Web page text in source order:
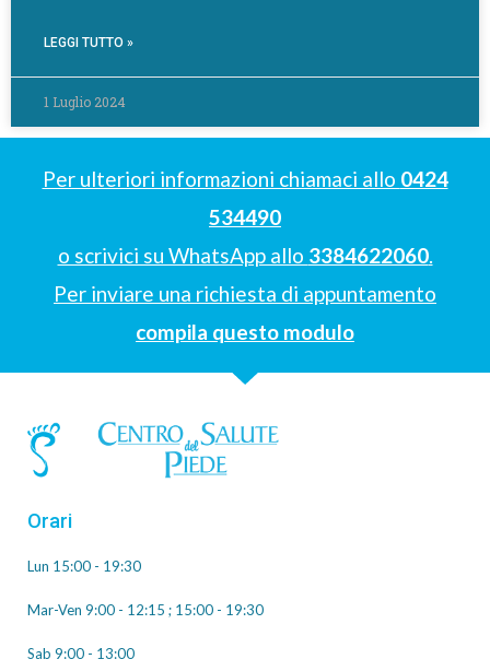
LEGGI TUTTO »
1 Luglio 2024
Per ulteriori informazioni chiamaci allo 0424
534490
o scrivici su WhatsApp allo 3384622060.
Per inviare una richiesta di appuntamento
compila questo modulo
Orari
Lun 15:00 - 19:30
Mar-Ven 9:00 - 12:15 ; 15:00 - 19:30
Sab 9:00 - 13:00